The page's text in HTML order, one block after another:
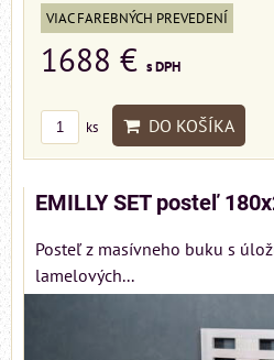
VIAC FAREBNÝCH PREVEDENÍ
1688 € s DPH
ks DO KOŠÍKA
EMILLY SET posteľ
Posteľ z masívneho buku s
lamelových...